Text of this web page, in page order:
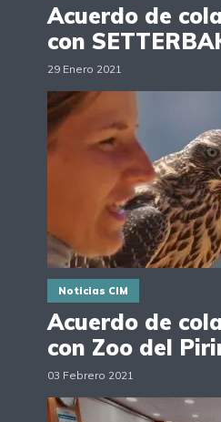
Acuerdo de
con
29 Enero 2021
Noticias CIM
Acuerdo de
con Zoo del
03 Febrero 2021